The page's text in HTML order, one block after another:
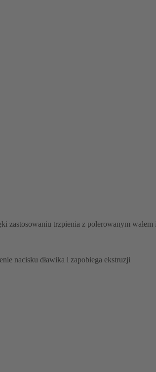
zastosowaniu trzpienia z polerowanym wałem i
nacisku dławika i zapobiega ekstruzji